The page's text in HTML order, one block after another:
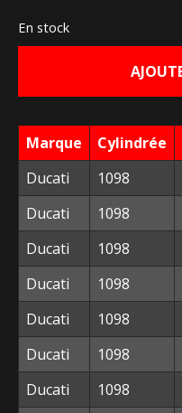
initial
était :
57,00
En stock
Marque Cylindrée
Ducati
1098
Ducati
1098
Ducati
1098
Ducati
1098
Ducati
1098
Ducati
1098
Ducati
1098